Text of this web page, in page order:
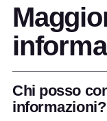
Chi posso
informazioni?